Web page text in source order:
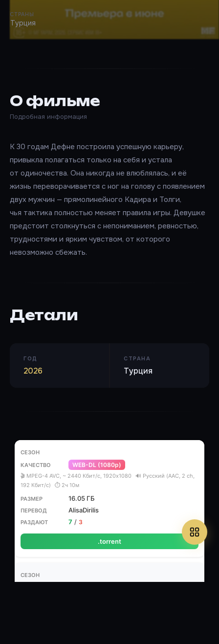
СТРАНЫ
Турция
О фильме
Подробная информация
К 30 годам Дефне построила успешную карьеру,
привыкла полагаться только на себя и устала
от одиночества. Она никогда не влюблялась, и её
жизнь переворачивается с ног на голову с появлением
двух мужчин — прямолинейного Кадира и Толги,
чья тактика полностью меняет правила игры. Девушке
предстоит столкнуться с непониманием, ревностью,
трудностями и ярким чувством, от которого
невозможно сбежать.
Детали
ГОД
2026
СТРАНА
Турция
WEB-DL (1080p)
🎬 MPEG-4 AVC, ~ 2440 Кбит/с, 1920x1080
🔊 Русский (AАС, 2 ch,
192 Кбит/с)
⏱ 2ч 10м
16.05 ГБ
AlisaDirilis
7 / 3
.torrent